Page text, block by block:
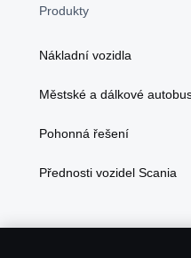
Produkty
Nákladní vozidla
Městské a dálkové
Pohonná řešení
Přednosti vozidel Scania